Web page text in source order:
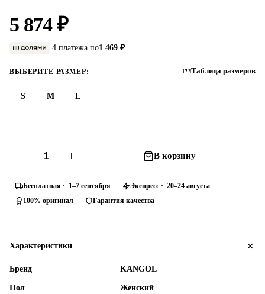
5 874 ₽
4 платежа по1 469 ₽
ВЫБЕРИТЕ РАЗМЕР: Таблица размеров
S M L
− + В корзину
Бесплатная · 1–7 сентября
Экспресс · 20–24 августа
100% оригинал
Гарантия качества
Характеристики
Бренд KANGOL
Пол Женский